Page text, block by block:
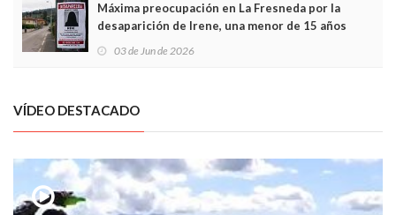
Máxima preocupación en La Fresneda por la
desaparición de Irene, una menor de 15 años
03 de Jun de 2026
VÍDEO DESTACADO